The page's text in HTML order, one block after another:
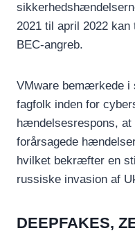
2021 til april 2022
BEC-angreb.
VMware bemærkede i
fagfolk inden for
hændelsesrespons,
forårsagede
hvilket bekræfter en
russiske invasion af
DEEPFAKES,